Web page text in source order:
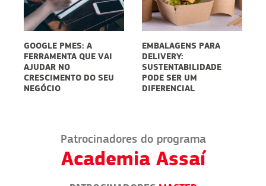
GOOGLE PMES: A
FERRAMENTA QUE VAI
AJUDAR NO
CRESCIMENTO DO SEU
NEGÓCIO
EMBALAGENS PARA
DELIVERY:
SUSTENTABILIDADE
PODE SER UM
DIFERENCIAL
Patrocinadores do programa
Academia Assaí